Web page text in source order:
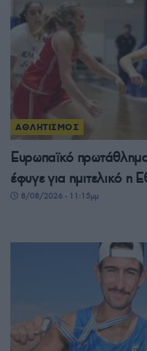
ΑΘΛΗΤΙΣΜΟΣ
Ευρωπαϊκό
έφυγε για ημιτελικό η
8/08/2026 - 11:15μμ